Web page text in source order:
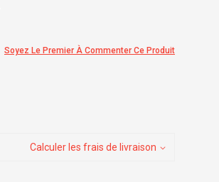
Soyez Le Premier À Commenter Ce Produit
Calculer les frais de livraison